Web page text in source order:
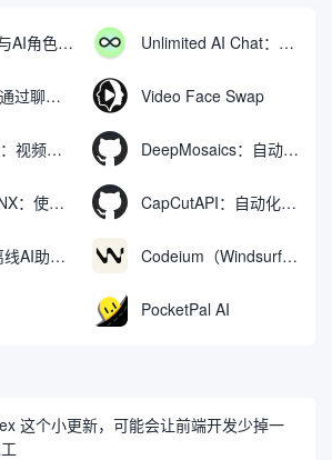
PolyBuzz：与AI角色互动的免费聊天与角色扮演平台 Unlimited AI Chat：免费无限制的AI聊天工具
RoboNeo：通过聊天生成和编辑视频与图像的AI工具 Video Face Swap
FaceFusion：视频换脸增强工具|语音同步视频嘴型动作 DeepMosaics：自动去除图像和视频中的马赛克，或向其添加马赛克
Sherpa-ONNX：使用ONNXRuntime实现离线语音识别和合成 CapCutAPI：自动化控制CapCut视频剪辑的开源工具
Jan：开源离线AI助手，ChatGPT 替代品，运行本地AI模型或连接云端AI Codeium（Windsurf Editor）：免费的AI代码补全与聊天工具，Windsurf以对话方式编写完整项目代码
PocketPal AI
这个小更新，可能会让前端开发少掉一